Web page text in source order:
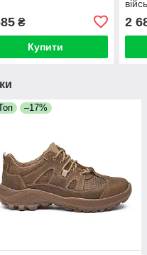
₴
Купити
2
–17%